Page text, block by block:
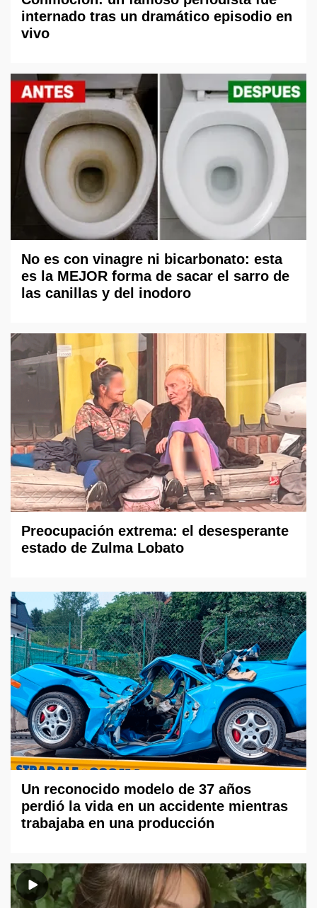
internado tras un dramático episodio en
vivo
No es con vinagre ni bicarbonato: esta
es la MEJOR forma de sacar el sarro de
las canillas y del inodoro
Preocupación extrema: el desesperante
estado de Zulma Lobato
Un reconocido modelo de 37 años
perdió la vida en un accidente mientras
trabajaba en una producción